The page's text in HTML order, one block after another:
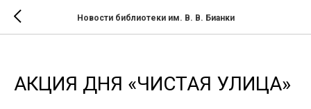
Новости библиотеки им. В. В. Бианки
АКЦИЯ ДНЯ «ЧИСТАЯ УЛИЦА»